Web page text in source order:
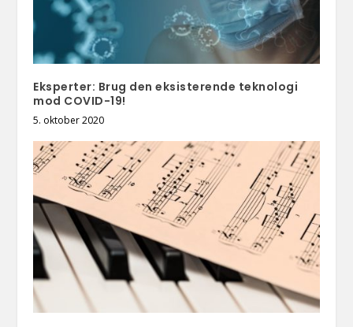
Eksperter: Brug den eksisterende teknologi
mod COVID-19!
5. oktober 2020